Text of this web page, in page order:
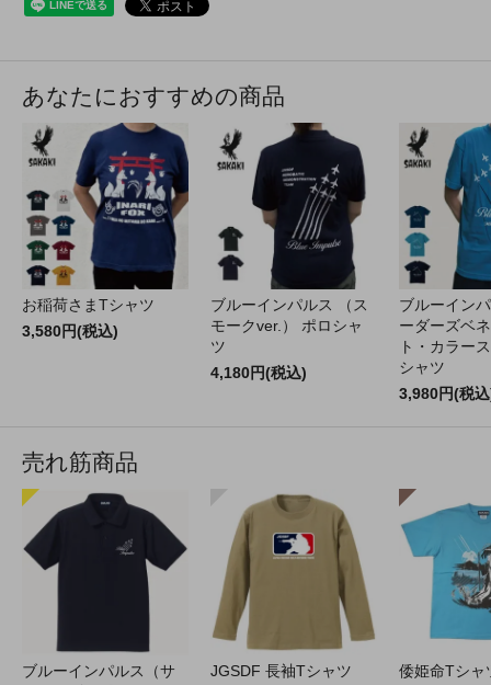
あなたにおすすめの商品
お稲荷さまTシャツ
3,580円(税込)
ブルーインパルス （ス
モークver.） ポロシャ
ツ
4,180円(税込)
ブルーイン
ーダーズベ
ト・カラー
シャツ
3,980円(税
売れ筋商品
ブルーインパルス（サ
JGSDF 長袖Tシャツ
倭姫命Tシャ